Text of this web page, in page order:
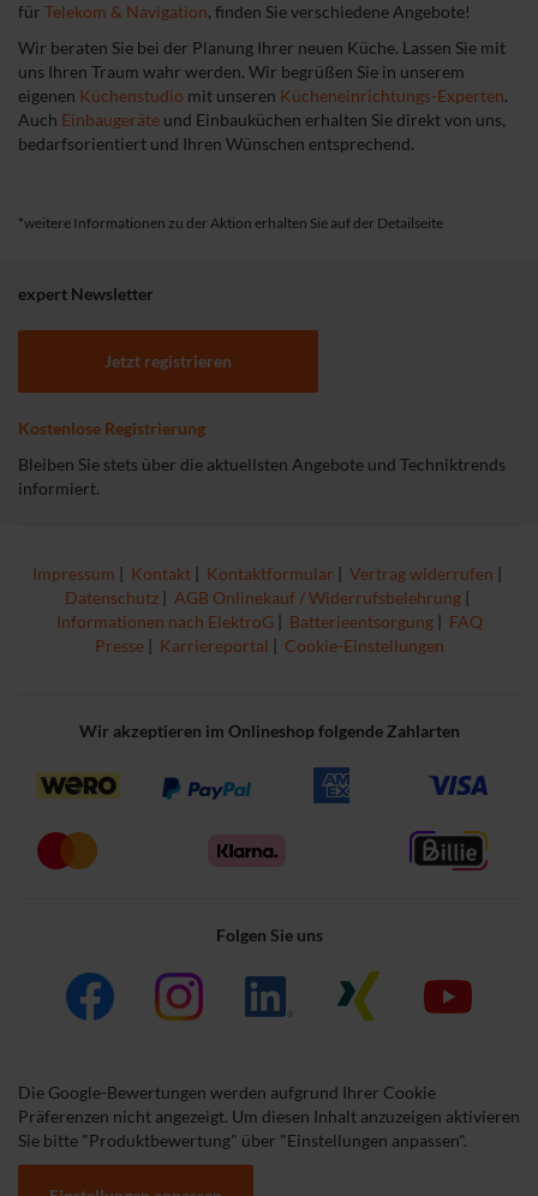
für Telekom & Navigation, finden Sie verschiedene Angebote!
Wir beraten Sie bei der Planung Ihrer neuen Küche. Lassen Sie mit
uns Ihren Traum wahr werden. Wir begrüßen Sie in unserem
eigenen Küchenstudio mit unseren Kücheneinrichtungs-Experten.
Auch Einbaugeräte und Einbauküchen erhalten Sie direkt von uns,
bedarfsorientiert und Ihren Wünschen entsprechend.
*weitere Informationen zu der Aktion erhalten Sie auf der Detailseite
expert Newsletter
Jetzt registrieren
Kostenlose Registrierung
Bleiben Sie stets über die aktuellsten Angebote und Techniktrends
informiert.
Impressum | Kontakt | Kontaktformular | Vertrag widerrufen |
Datenschutz | AGB Onlinekauf / Widerrufsbelehrung |
Informationen nach ElektroG| Batterieentsorgung| FAQ
Presse| Karriereportal | Cookie-Einstellungen
Wir akzeptieren im Onlineshop folgende Zahlarten
Folgen Sie uns
Die Google-Bewertungen werden aufgrund Ihrer Cookie
Präferenzen nicht angezeigt. Um diesen Inhalt anzuzeigen aktivieren
Sie bitte "Produktbewertung" über "Einstellungen anpassen".